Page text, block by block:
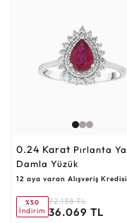
0.24 Karat
Damla Yüzük
12 aya varan Alışveriş Kredisi
%50
İndirim
72.138 TL
36.069 TL